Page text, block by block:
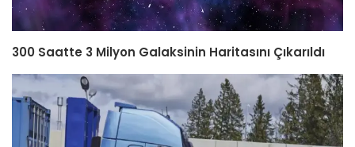
300 Saatte 3 Milyon Galaksinin Haritasını Çıkarıldı